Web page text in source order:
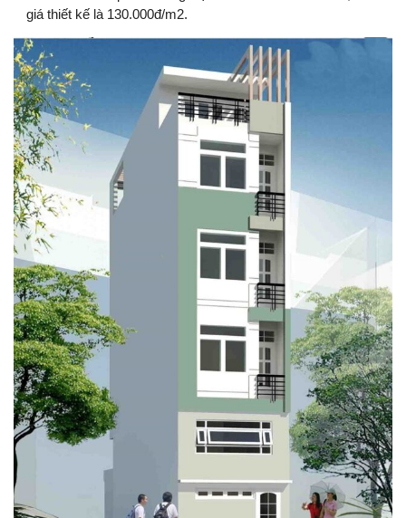
giá thiết kế là 130.000đ/m2.